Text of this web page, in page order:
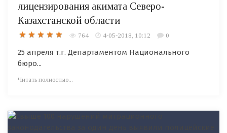
лицензирования акимата Северо-
Казахстанской области
764 4-05-2018, 10:12 0
25 апреля т.г. Департаментом Национального
бюро...
Читать полностью...